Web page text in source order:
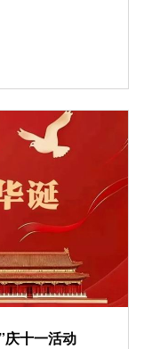
庆十一活动